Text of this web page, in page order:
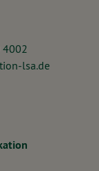
4002
lsa.de